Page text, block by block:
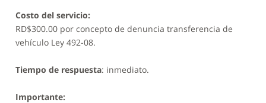
Costo del servicio:
RD$300.00 por concepto de denuncia transferencia de
vehículo Ley 492-08.
Tiempo de respuesta: inmediato.
Importante: